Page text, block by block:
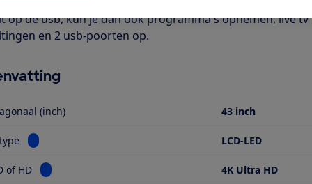
op de usb, kun je dan ook programma's opnemen, live
en 2 usb-poorten op.
(inch) 43 inch
Bekijk informatie voor Schermtype LCD-LED
of HD Bekijk informatie voor Ultra HD of HD 4K Ultra HD